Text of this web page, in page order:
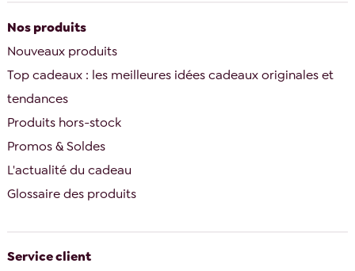
Nos produits
Nouveaux produits
Top cadeaux : les meilleures idées cadeaux originales et
tendances
Produits hors-stock
Promos & Soldes
L'actualité du cadeau
Glossaire des produits
Service client